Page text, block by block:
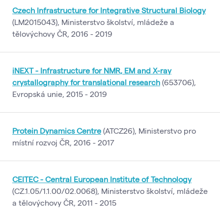
Czech Infrastructure for Integrative Structural Biology
(LM2015043), Ministerstvo školství, mládeže a
tělovýchovy ČR, 2016 - 2019
iNEXT - Infrastructure for NMR, EM and X-ray
crystallography for translational research (653706),
Evropská unie, 2015 - 2019
Protein Dynamics Centre (ATCZ26), Ministerstvo pro
místní rozvoj ČR, 2016 - 2017
CEITEC - Central European Institute of Technology
(CZ.1.05/1.1.00/02.0068), Ministerstvo školství, mládeže
a tělovýchovy ČR, 2011 - 2015